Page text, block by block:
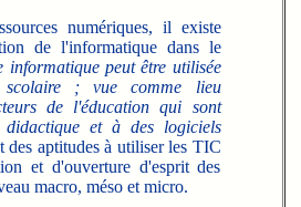
numériques, il existe
de l'informatique dans le
informatique peut être utilisée
scolaire ; vue comme lieu
de l'éducation qui sont
et à des logiciels
des aptitudes à utiliser les TIC
et d'ouverture d'esprit des
macro, méso et micro.